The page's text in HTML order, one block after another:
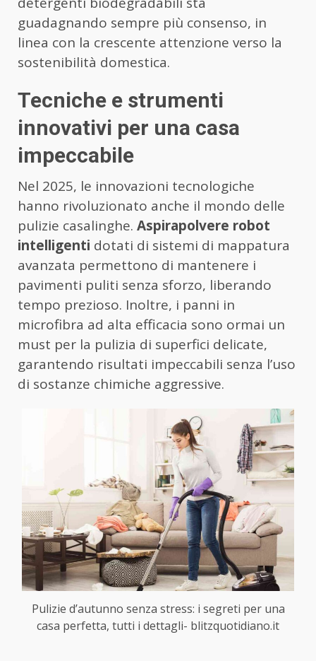
guadagnando sempre più consenso, in
linea con la crescente attenzione verso la
sostenibilità domestica.
Tecniche e strumenti
innovativi per una casa
impeccabile
Nel 2025, le innovazioni tecnologiche
hanno rivoluzionato anche il mondo delle
pulizie casalinghe. Aspirapolvere robot
intelligenti dotati di sistemi di mappatura
avanzata permettono di mantenere i
pavimenti puliti senza sforzo, liberando
tempo prezioso. Inoltre, i panni in
microfibra ad alta efficacia sono ormai un
must per la pulizia di superfici delicate,
garantendo risultati impeccabili senza l’uso
di sostanze chimiche aggressive.
Pulizie d’autunno senza stress: i segreti per una
casa perfetta, tutti i dettagli- blitzquotidiano.it